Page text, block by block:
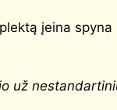
įeina spyna
už